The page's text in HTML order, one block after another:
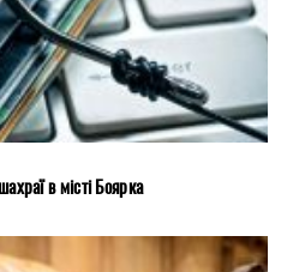
в місті Боярка